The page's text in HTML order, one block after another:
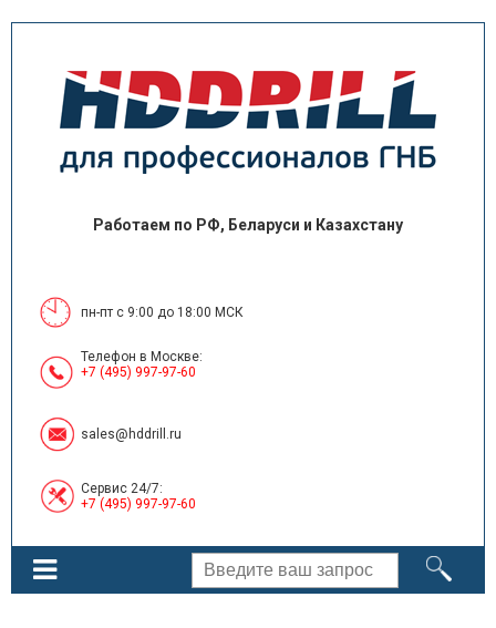
Работаем по РФ, Беларуси и Казахстану
пн-пт с 9:00 до 18:00 МСК
Телефон в Москве:
+7 (495) 997-97-60
sales@hddrill.ru
Сервис 24/7:
+7 (495) 997-97-60